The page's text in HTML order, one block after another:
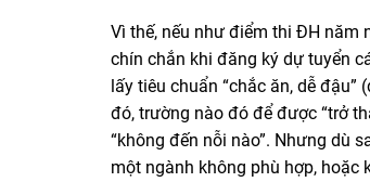
Vì thế, nếu như điểm thi ĐH năm
chín chắn khi đăng ký dự tuyển
lấy tiêu chuẩn “chắc ăn, dễ
đó, trường nào đó để được “trở
“không đến nỗi nào”. Nhưng dù
một ngành không phù hợp, hoặc